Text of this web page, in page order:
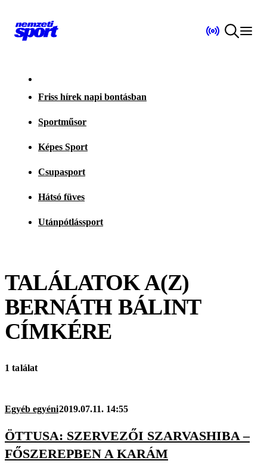
Friss hírek napi bontásban
Sportműsor
Képes Sport
Csupasport
Hátsó füves
Utánpótlássport
TALÁLATOK A(Z)
BERNÁTH BÁLINT
CÍMKÉRE
1 találat
Egyéb egyéni2019.07.11. 14:55
ÖTTUSA: SZERVEZŐI SZARVASHIBA –
FŐSZEREPBEN A KARÁM